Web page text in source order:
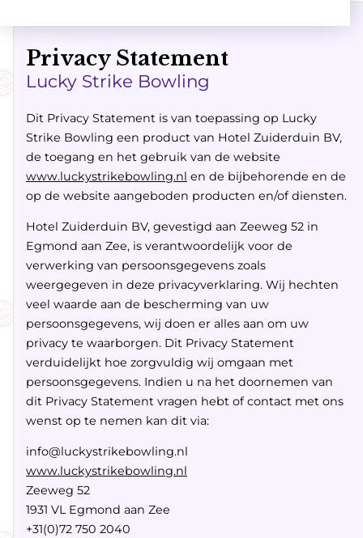
Privacy Statement
Lucky Strike Bowling
Dit Privacy Statement is van toepassing op Lucky
Strike Bowling een product van Hotel Zuiderduin BV,
de toegang en het gebruik van de website
www.luckystrikebowling.nl en de bijbehorende en de
op de website aangeboden producten en/of diensten.
Hotel Zuiderduin BV, gevestigd aan Zeeweg 52 in
Egmond aan Zee, is verantwoordelijk voor de
verwerking van persoonsgegevens zoals
weergegeven in deze privacyverklaring. Wij hechten
veel waarde aan de bescherming van uw
persoonsgegevens, wij doen er alles aan om uw
privacy te waarborgen. Dit Privacy Statement
verduidelijkt hoe zorgvuldig wij omgaan met
persoonsgegevens. Indien u na het doornemen van
dit Privacy Statement vragen hebt of contact met ons
wenst op te nemen kan dit via:
info@luckystrikebowling.nl
www.luckystrikebowling.nl
Zeeweg 52
1931 VL Egmond aan Zee
+31(0)72 750 2040